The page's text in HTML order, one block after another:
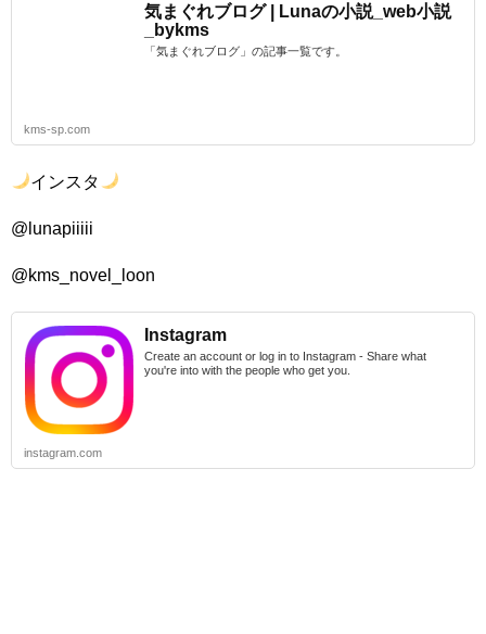
気まぐれブログ | Lunaの小説_web小説
_bykms
「気まぐれブログ」の記事一覧です。
kms-sp.com
インスタ
@lunapiiiii
@kms_novel_loon
Instagram
Create an account or log in to Instagram - Share what
you're into with the people who get you.
instagram.com